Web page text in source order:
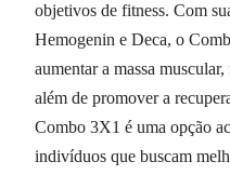
objetivos de fitness. Com
Hemogenin e Deca, o
aumentar a massa
além de promover a
Combo 3X1 é uma opção
indivíduos que buscam